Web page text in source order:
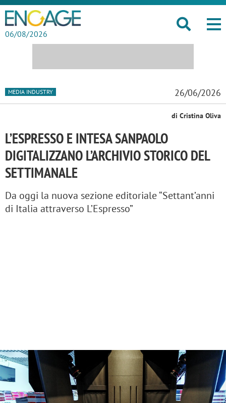
06/08/2026
MEDIA INDUSTRY 26/06/2026
di Cristina Oliva
L’ESPRESSO E INTESA SANPAOLO
DIGITALIZZANO L’ARCHIVIO STORICO DEL
SETTIMANALE
Da oggi la nuova sezione editoriale “Settant’anni
di Italia attraverso L’Espresso”